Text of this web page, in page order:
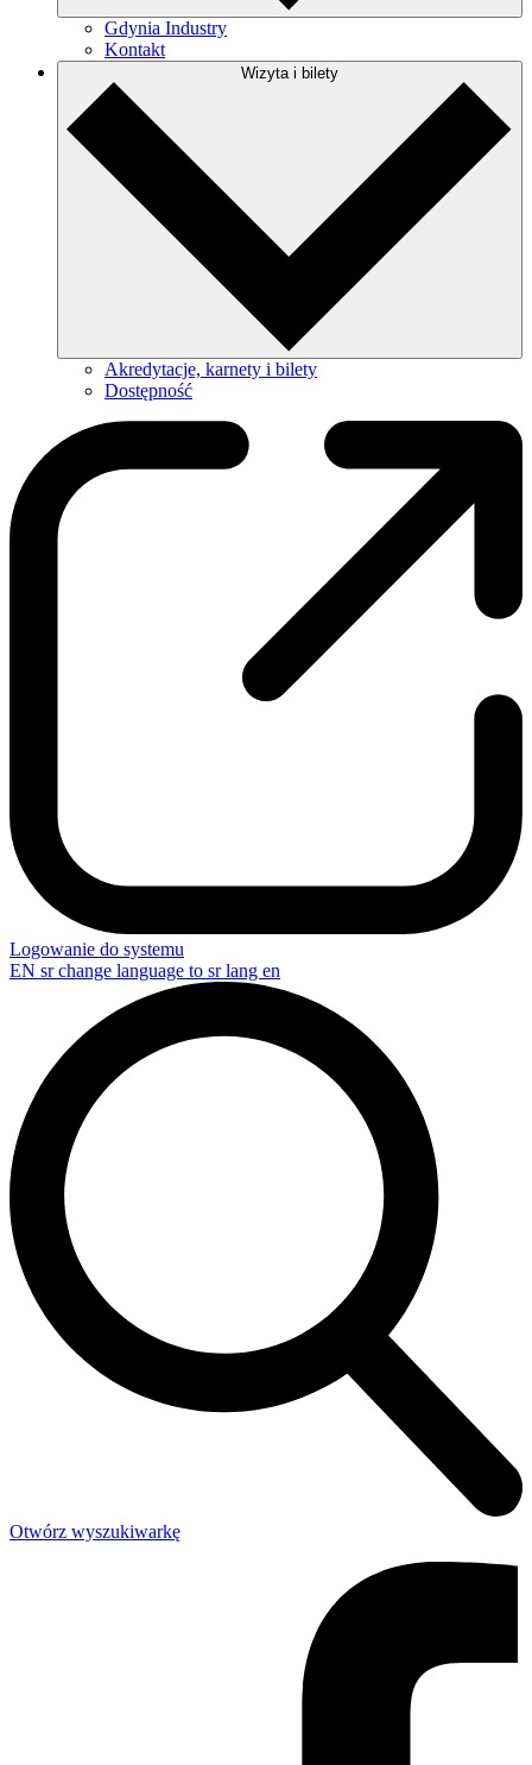
Gdynia Industry
Kontakt
Wizyta i bilety
Akredytacje, karnety i bilety
Dostępność
Logowanie do systemu
EN sr change language to sr lang en
Otwórz wyszukiwarkę